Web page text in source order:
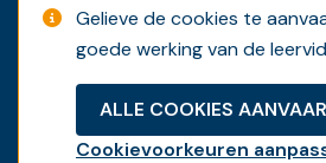
Gelieve de cookies te
goede werking van de
ALLE COOKIES
Cookievoorkeuren